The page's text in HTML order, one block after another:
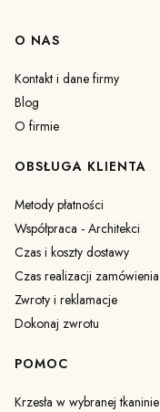
Linki w stopce
O NAS
Kontakt i dane firmy
Blog
O firmie
OBSŁUGA KLIENTA
Metody płatności
Współpraca - Architekci
Czas i koszty dostawy
Czas realizacji zamówienia
Zwroty i reklamacje
Dokonaj zwrotu
POMOC
Krzesła w wybranej tkaninie